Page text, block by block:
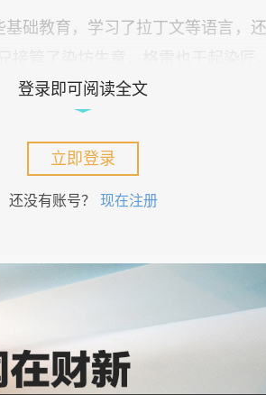
础教育，学习了拉丁文等语言，还
物理学、地质学和化石研究都很感
书亨特（Henry Hunt，?-1713）与
）。斯隆后来先后担任皇家学会副
持者。
略（Galileo Galilei，1564-1642）
Scheiner，1573/1575-
能从1692年开始，亨特与斯隆开始
Transactions），而格
亨特。
登录即可阅读全文
立即登录
还没有账号？ 现在注册